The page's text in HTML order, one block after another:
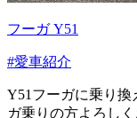
フーガ Y51
#愛車紹介
Y51フーガに乗り換
ガ乗りの方よろし